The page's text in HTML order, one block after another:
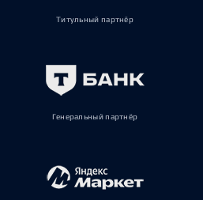
Титульный партнёр
Генеральный партнёр